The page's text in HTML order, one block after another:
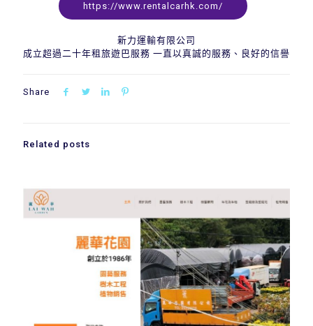
https://www.rentalcarhk.com/
新力運輸有限公司
成立超過二十年租旅遊巴服務 一直以真誠的服務、良好的信譽
Share
Related posts